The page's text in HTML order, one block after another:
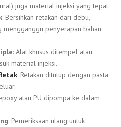
juga material injeksi yang tepat.
: Bersihkan retakan dari debu,
mengganggu penyerapan bahan
: Alat khusus ditempel atau
material injeksi.
: Retakan ditutup dengan pasta
atau PU dipompa ke dalam
: Pemeriksaan ulang untuk